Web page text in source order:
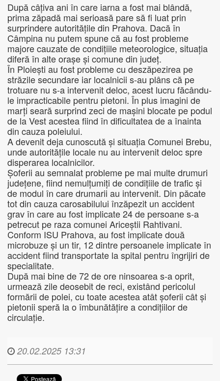
După câțiva ani în care iarna a fost mai blândă,
prima zăpadă mai serioasă pare să fi luat prin
surprindere autoritățile din Prahova. Dacă în
Câmpina nu putem spune că au fost probleme
majore cauzate de condițiile meteorologice, situația
diferă în alte orașe și comune din județ.
În Ploiești au fost probleme cu deszăpezirea pe
străzile secundare iar localnicii s-au plâns că pe
trotuare nu s-a intervenit deloc, acest lucru făcându-
le impracticabile pentru pietoni. În plus imagini de
marți seară surprind zeci de mașini blocate pe podul
de la Vest acestea fiind în dificultatea de a înainta
din cauza poleiului.
A devenit deja cunoscută și situația Comunei Brebu,
unde autoritățile locale nu au intervenit deloc spre
disperarea localnicilor.
Șoferii au semnalat probleme pe mai multe drumuri
județene, fiind nemulțumiți de condițiile de trafic și
de modul în care drumarii au intervenit. Din păcate
tot din cauza carosabilului înzăpezit un accident
grav în care au fost implicate 24 de persoane s-a
petrecut pe raza comunei Ariceștii Rahtivani.
Conform ISU Prahova, au fost implicate două
microbuze și un tir, 12 dintre persoanele implicate în
accident fiind transportate la spital pentru îngrijiri de
specialitate.
După mai bine de 72 de ore ninsoarea s-a oprit,
urmează zile deosebit de reci, existând pericolul
formării de polei, cu toate acestea atât șoferii cât și
pietonii speră la o îmbunătățire a condițiilor de
circulație.
20.02.2025 13:31